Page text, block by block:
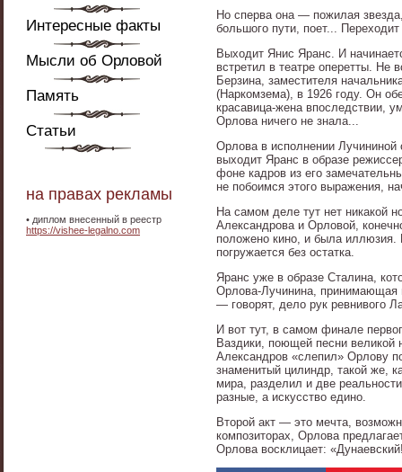
Интересные факты
Мысли об Орловой
Память
Статьи
на правах рекламы
• диплом внесенный в реестр
https://vishee-legalno.com
Но сперва она — пожилая
большого пути, поет...
Выходит Янис Яранс. И
встретил в театре оперетты. Не
Берзина, заместителя
(Наркомзема), в 1926 году. Он
красавица-жена впоследствии,
Орлова ничего не знала...
Орлова в исполнении Лучининой
выходит Яранс в образе
фоне кадров из его
не побоимся этого выражения,
На самом деле тут нет никакой
Александрова и Орловой,
положено кино, и была
погружается без остатка.
Яранс уже в образе Сталина,
Орлова-Лучинина, принимающая
— говорят, дело рук ревнивого
И вот тут, в самом финале
Ваздики, поющей песни великой
Александров «слепил» Орлову
знаменитый цилиндр, такой же,
мира, разделил и две
разные, а искусство едино.
Второй акт — это мечта,
композиторах, Орлова
Орлова восклицает: